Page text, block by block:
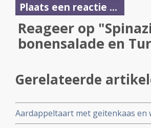
Plaats een reactie ...
Reageer op
bonensalade en
Gerelateerde
Aardappeltaart met geitenkaas en